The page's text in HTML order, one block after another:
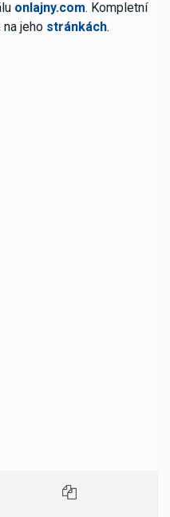
onlajny.com. Kompletní
jeho stránkách.